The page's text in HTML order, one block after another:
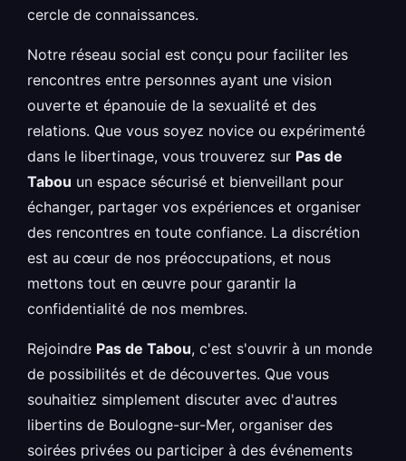
cercle de connaissances.
Notre réseau social est conçu pour faciliter les
rencontres entre personnes ayant une vision
ouverte et épanouie de la sexualité et des
relations. Que vous soyez novice ou expérimenté
dans le libertinage, vous trouverez sur Pas de
Tabou un espace sécurisé et bienveillant pour
échanger, partager vos expériences et organiser
des rencontres en toute confiance. La discrétion
est au cœur de nos préoccupations, et nous
mettons tout en œuvre pour garantir la
confidentialité de nos membres.
Rejoindre Pas de Tabou, c'est s'ouvrir à un monde
de possibilités et de découvertes. Que vous
souhaitiez simplement discuter avec d'autres
libertins de Boulogne-sur-Mer, organiser des
soirées privées ou participer à des événements